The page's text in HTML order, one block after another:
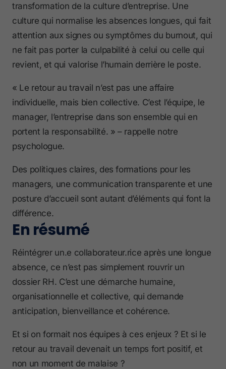
transformation de la culture d’entreprise. Une
culture qui normalise les absences longues, qui fait
attention aux signes ou symptômes du burnout, qui
ne fait pas porter la culpabilité à celui ou celle qui
revient, et qui valorise l’humain derrière le poste.
« Le retour au travail n’est pas une affaire
individuelle, mais bien collective. C’est l’équipe, le
manager, l’entreprise dans son ensemble qui en
portent la responsabilité. » – rappelle notre
psychologue.
Des politiques claires, des formations pour les
managers, une communication transparente et une
posture d’accueil sont autant d’éléments qui font la
différence.
En résumé
Réintégrer un.e collaborateur.rice après une longue
absence, ce n’est pas simplement rouvrir un
dossier RH. C’est une démarche humaine,
organisationnelle et collective, qui demande
anticipation, bienveillance et cohérence.
Et si on formait nos équipes à ces enjeux ? Et si le
retour au travail devenait un temps fort positif, et
non un moment de malaise ?